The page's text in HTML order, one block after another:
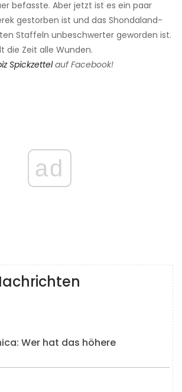
befasste. Aber jetzt ist es ein paar
gestorben ist und das Shondaland-
Staffeln unbeschwerter geworden ist.
die Zeit alle Wunden.
Spickzettel auf Facebook!
ad
Wer hat das höhere